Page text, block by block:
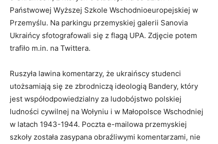
Państwowej Wyższej Szkole Wschodnioeuropejskiej w
Przemyślu. Na parkingu przemyskiej galerii Sanovia
Ukraińcy sfotografowali się z flagą UPA. Zdjęcie potem
trafiło m.in. na Twittera.
Ruszyła lawina komentarzy, że ukraińscy studenci
utożsamiają się ze zbrodniczą ideologią Bandery, który
jest współodpowiedzialny za ludobójstwo polskiej
ludności cywilnej na Wołyniu i w Małopolsce Wschodniej
w latach 1943-1944. Poczta e-mailowa przemyskiej
szkoły została zasypana obraźliwymi komentarzami, nie